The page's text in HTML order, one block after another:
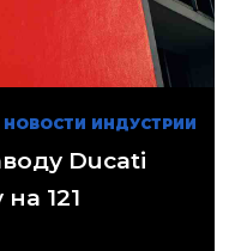
НОВОСТИ ИНДУСТРИИ
Ducati
121